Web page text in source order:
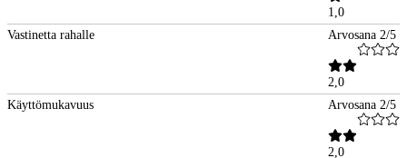
1,0
Vastinetta rahalle
Arvosana 2/5
2,0
Käyttömukavuus
Arvosana 2/5
2,0